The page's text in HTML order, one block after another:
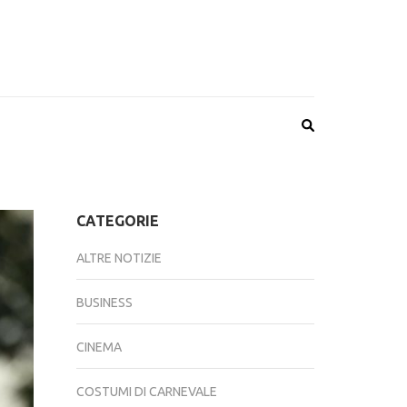
CATEGORIE
ALTRE NOTIZIE
BUSINESS
CINEMA
COSTUMI DI CARNEVALE